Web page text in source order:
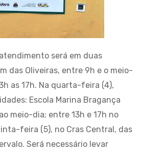
será em duas
das Oliveiras, entre 9h e o meio-
as 17h. Na quarta-feira (4),
Escola Marina Bragança
meio-dia; entre 13h e 17h no
feira (5), no Cras Central, das
Será necessário levar